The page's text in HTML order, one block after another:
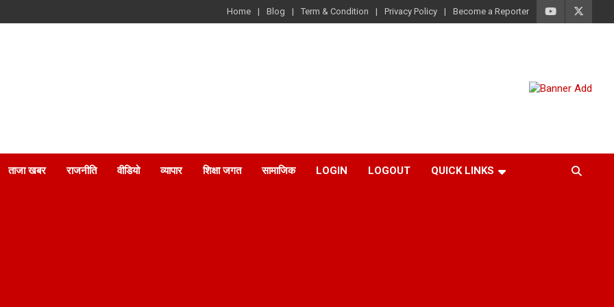
Home Blog Term & Condition Privacy Policy Become a Reporter
ताजा खबर राजनीति वीडियो व्यापार शिक्षा जगत सामाजिक LOGIN LOGOUT QUICK LINKS